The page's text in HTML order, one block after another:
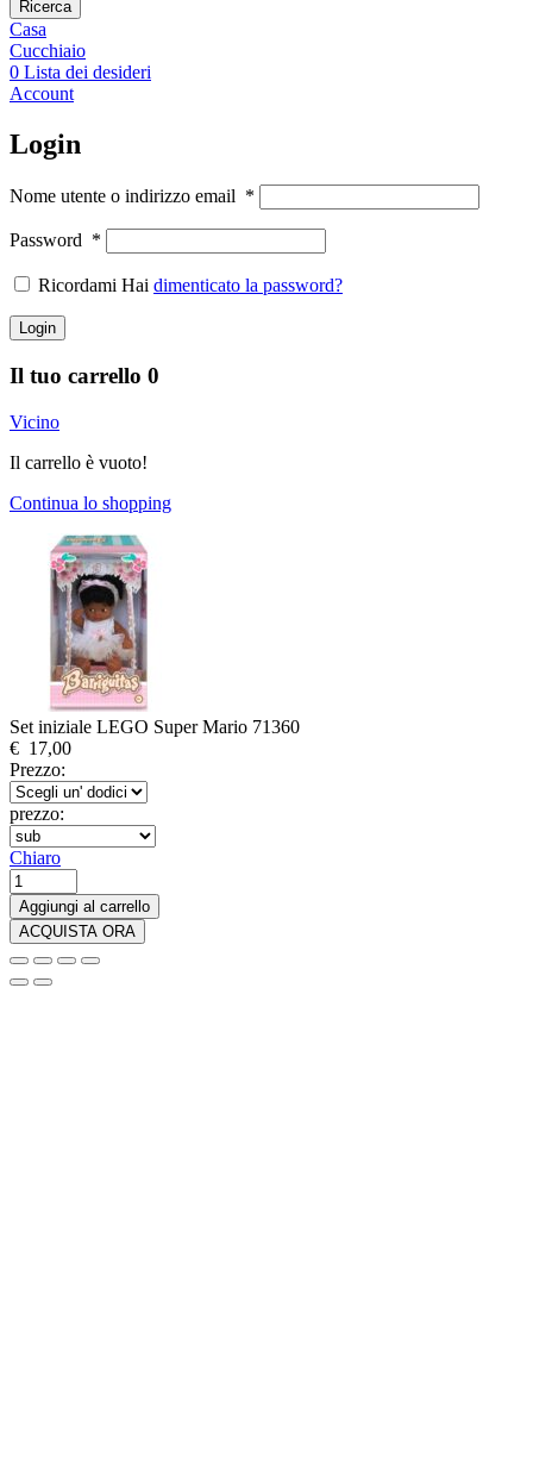
Ricerca
Casa
Cucchiaio
0 Lista dei desideri
Account
Login
Nome utente o indirizzo email *
Password *
Ricordami Hai dimenticato la password?
Login
Il tuo carrello 0
Vicino
Il carrello è vuoto!
Continua lo shopping
Set iniziale LEGO Super Mario 71360
€ 17,00
Prezzo:
prezzo:
Chiaro
LEGO
Super
Mario
Starter
Pack
71360
Aggiungi al carrello
ACQUISTA ORA